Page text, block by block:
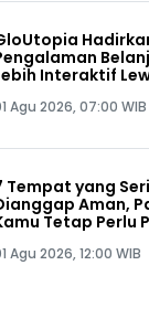
Interaktif
Agu 2026, 07:00 WIB
Tempat yang
Aman,
Tetap Perlu
Agu 2026, 12:00 WIB